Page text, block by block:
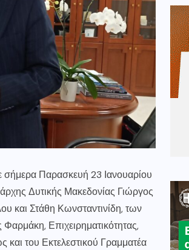
Παρασκευή 23 Ιανουαρίου
Δυτικής Μακεδονίας Γιώργος
και Στάθη Κωνσταντινίδη, των
Επιχειρηματικότητας,
του Εκτελεστικού Γραμματέα